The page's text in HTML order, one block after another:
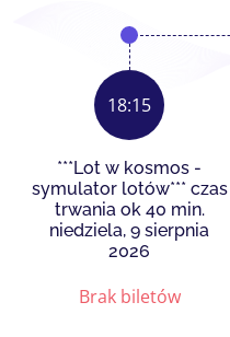
18:15
***Lot w kosmos -
symulator lotów*** czas
trwania ok 40 min.
niedziela, 9 sierpnia
2026
Brak biletów